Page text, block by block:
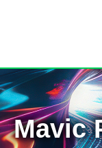
製
品
の
高
価Mavic